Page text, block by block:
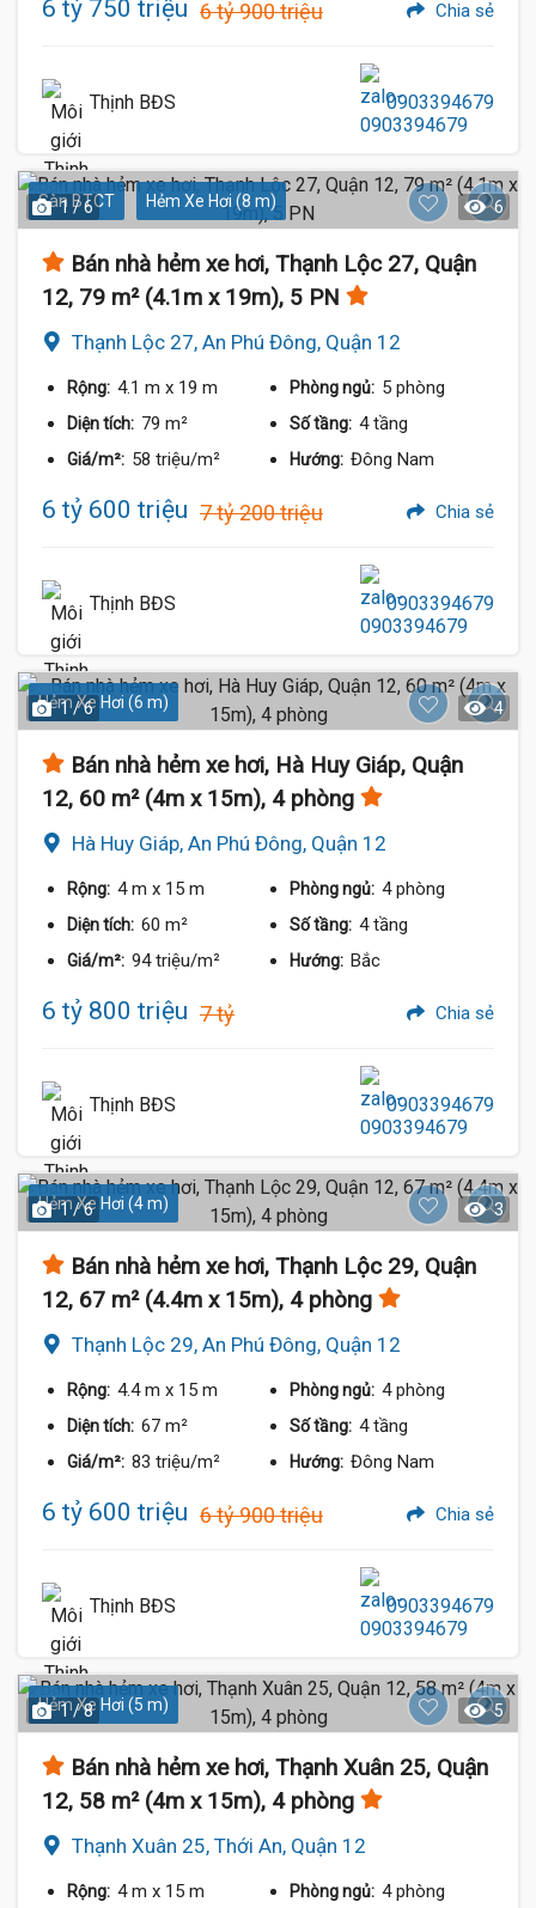
6 tỷ 750 triệu 6 tỷ 900 triệu Chia sẻ
Thịnh BĐS 0903394679
Sàn BTCT Hẻm Xe Hơi (8 m)
1 / 6 6
Bán nhà hẻm xe hơi, Thạnh Lộc 27, Quận
12, 79 m² (4.1m x 19m), 5 PN
Thạnh Lộc 27, An Phú Đông, Quận 12
Rộng: 4.1 m x 19 m Phòng ngủ: 5 phòng
Diện tích: 79 m² Số tầng: 4 tầng
Giá/m²: 58 triệu/m² Hướng: Đông Nam
6 tỷ 600 triệu 7 tỷ 200 triệu Chia sẻ
Thịnh BĐS 0903394679
Hẻm Xe Hơi (6 m)
1 / 6 4
Bán nhà hẻm xe hơi, Hà Huy Giáp, Quận
12, 60 m² (4m x 15m), 4 phòng
Hà Huy Giáp, An Phú Đông, Quận 12
Rộng: 4 m x 15 m Phòng ngủ: 4 phòng
Diện tích: 60 m² Số tầng: 4 tầng
Giá/m²: 94 triệu/m² Hướng: Bắc
6 tỷ 800 triệu 7 tỷ Chia sẻ
Thịnh BĐS 0903394679
Hẻm Xe Hơi (4 m)
1 / 6 3
Bán nhà hẻm xe hơi, Thạnh Lộc 29, Quận
12, 67 m² (4.4m x 15m), 4 phòng
Thạnh Lộc 29, An Phú Đông, Quận 12
Rộng: 4.4 m x 15 m Phòng ngủ: 4 phòng
Diện tích: 67 m² Số tầng: 4 tầng
Giá/m²: 83 triệu/m² Hướng: Đông Nam
6 tỷ 600 triệu 6 tỷ 900 triệu Chia sẻ
Thịnh BĐS 0903394679
Hẻm Xe Hơi (5 m)
1 / 8 5
Bán nhà hẻm xe hơi, Thạnh Xuân 25, Quận
12, 58 m² (4m x 15m), 4 phòng
Thạnh Xuân 25, Thới An, Quận 12
Rộng: 4 m x 15 m Phòng ngủ: 4 phòng